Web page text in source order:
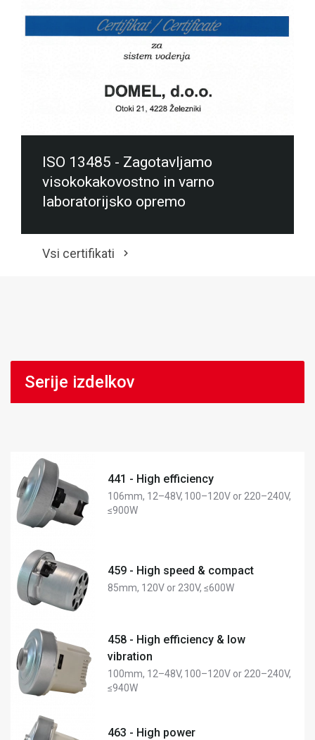
ISO 13485 - Zagotavljamo
visokokakovostno in varno
laboratorijsko opremo
Vsi certifikati
Serije izdelkov
441 - High efficiency
106mm, 12–48V, 100–120V or 220–240V,
≤900W
459 - High speed & compact
85mm, 120V or 230V, ≤600W
458 - High efficiency & low
vibration
100mm, 12–48V, 100–120V or 220–240V,
≤940W
463 - High power